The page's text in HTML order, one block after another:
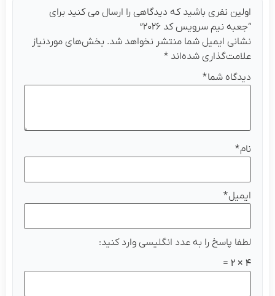
اولین نفری باشید که دیدگاهی را ارسال می کنید برای
“جعبه نیم سرویس کد ۲۰۲۶”
نشانی ایمیل شما منتشر نخواهد شد. بخش‌های موردنیاز
علامت‌گذاری شده‌اند*
دیدگاه شما*
نام*
ایمیل*
لطفا پاسخ را به عدد انگلیسی وارد کنید: